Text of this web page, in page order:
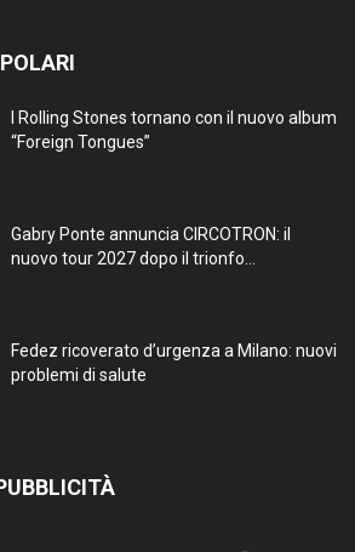
I Rolling Stones tornano con il nuovo album
“Foreign Tongues”
Gabry Ponte annuncia CIRCOTRON: il
nuovo tour 2027 dopo il trionfo...
Fedez ricoverato d’urgenza a Milano: nuovi
problemi di salute